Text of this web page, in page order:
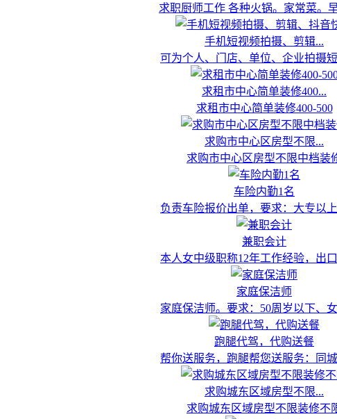
求职厨师工作 各种火锅。家常菜。
手机短视频拍摄、剪辑...
可为个人、门店、单位、企业拍摄
求租市中心简单装修400...
求租市中心简单装修400-500
求购市中心区房型不限...
求购市中心区房型不限中档装
车险内勤1名
负责车险报价出单，要求：大专以
兼职会计
本人女中级职称12年工作经验，出
家庭保洁师
家庭保洁师。要求：50周岁以下、
跑腿代驾，代购送餐
帮你送服务，跑腿帮您送服务：同
求购城东区域房型不限...
求购城东区域房型不限装修不